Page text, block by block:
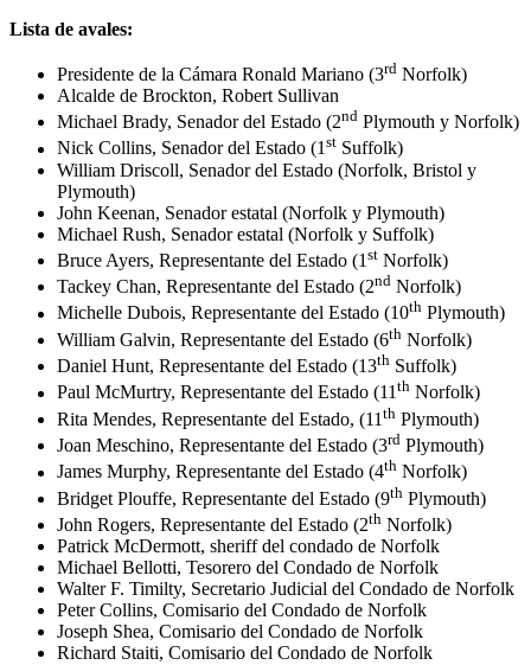
Lista de avales:
Presidente de la Cámara Ronald Mariano (3rd Norfolk)
Alcalde de Brockton, Robert Sullivan
Michael Brady, Senador del Estado (2nd Plymouth y Norfolk)
Nick Collins, Senador del Estado (1st Suffolk)
William Driscoll, Senador del Estado (Norfolk, Bristol y
Plymouth)
John Keenan, Senador estatal (Norfolk y Plymouth)
Michael Rush, Senador estatal (Norfolk y Suffolk)
Bruce Ayers, Representante del Estado (1 st Norfolk)
Tackey Chan, Representante del Estado (2nd Norfolk)
Michelle Dubois, Representante del Estado (10th Plymouth)
William Galvin, Representante del Estado (6th Norfolk)
Daniel Hunt, Representante del Estado (13th Suffolk)
Paul McMurtry, Representante del Estado (11th Norfolk)
Rita Mendes, Representante del Estado, (11 th Plymouth)
Joan Meschino, Representante del Estado (3rd Plymouth)
James Murphy, Representante del Estado (4th Norfolk)
Bridget Plouffe, Representante del Estado (9th Plymouth)
John Rogers, Representante del Estado (2th Norfolk)
Patrick McDermott, sheriff del condado de Norfolk
Michael Bellotti, Tesorero del Condado de Norfolk
Walter F. Timilty, Secretario Judicial del Condado de Norfolk
Peter Collins, Comisario del Condado de Norfolk
Joseph Shea, Comisario del Condado de Norfolk
Richard Staiti, Comisario del Condado de Norfolk